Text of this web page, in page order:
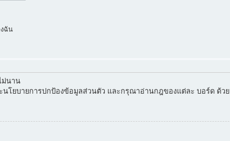
ฉัน
ม่นาน
โยบายการปกป้องข้อมูลส่วนตัว และกรุณาอ่านกฎของแต่ละ บอร์ด ด้วย